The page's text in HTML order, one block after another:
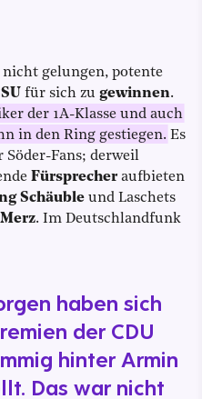
gelungen, potente
für sich zu gewinnen.
der 1A-Klasse und auch
in den Ring gestiegen. Es
Söder-Fans; derweil
Fürsprecheraufbieten
Schäuble und Laschets
. Im Deutschlandfunk
haben sich
der CDU
hinter Armin
Das war nicht